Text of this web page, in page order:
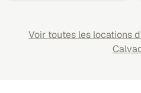
Voir toutes les locations